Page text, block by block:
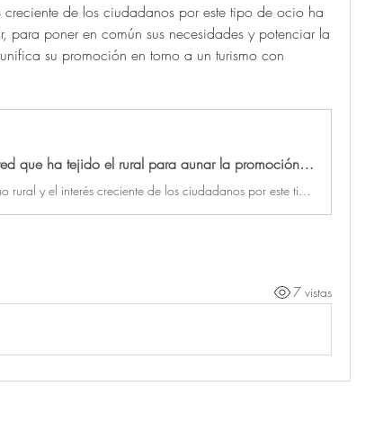
creciente de los ciudadanos por este tipo de ocio ha
para poner en común sus necesidades y potenciar la
su promoción en torno a un turismo con
Nace Redtur, la red que ha tejido el rural para aunar la promoción de un turismo con alma - EFE
7 vistas